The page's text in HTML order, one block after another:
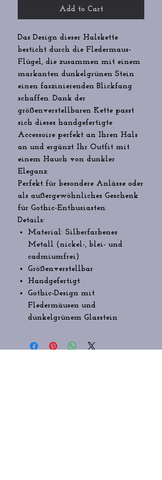
Add to Cart
Das Design dieser Halskette
besticht durch die Fledermaus-
Flügel, die zusammen mit einem
markanten dunkelgrünen Stein
einen faszinierenden Blickfang
schaffen. Dank der
größenverstellbaren Kette passt
sich dieses handgefertigte
Accessoire perfekt an Ihren Hals
an und ergänzt Ihr Outfit mit
einem Hauch von dunkler
Eleganz.
Perfekt für besondere Anlässe oder
als außergewöhnliches Geschenk
für Gothic-Enthusiasten.
Details:
Material: Silberfarbenes
Metall (nickel-, blei- und
cadmiumfrei)
Größenverstellbar
Handgefertigt
Gothic-Design mit
Fledermäusen und
dunkelgrünem Glasstein